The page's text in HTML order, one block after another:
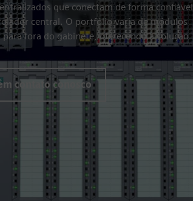
que conectam de forma confiável
central. O portfólio varia de módulos
fora do gabinete, oferecendo a solução
contato conosco